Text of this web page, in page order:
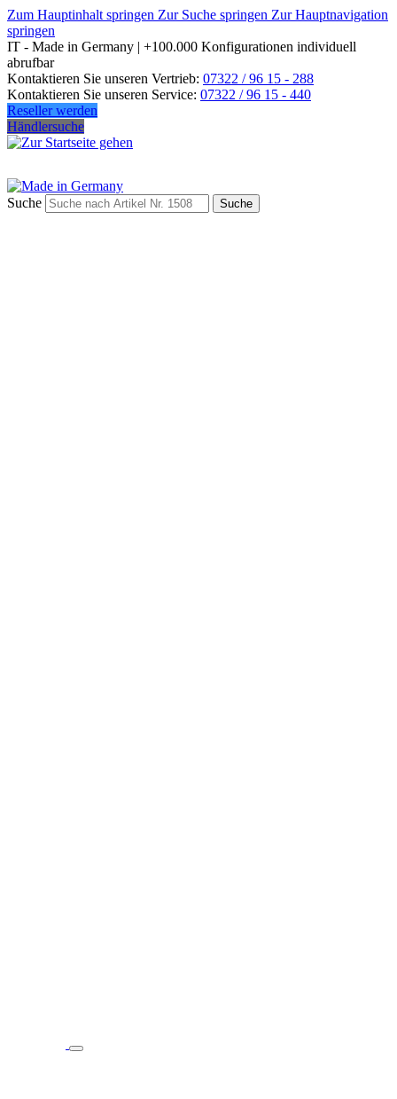
Zum Hauptinhalt springen Zur Suche springen Zur Hauptnavigation
springen
IT - Made in Germany | +100.000 Konfigurationen individuell
abrufbar
Kontaktieren Sie unseren Vertrieb: 07322 / 96 15 - 288
Kontaktieren Sie unseren Service: 07322 / 96 15 - 440
Reseller werden
Händlersuche
Suche Suche